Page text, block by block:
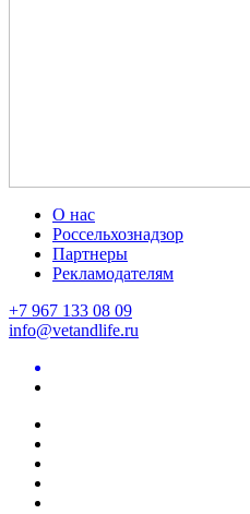
О нас
Россельхознадзор
Партнеры
Рекламодателям
+7 967 133 08 09
info@vetandlife.ru